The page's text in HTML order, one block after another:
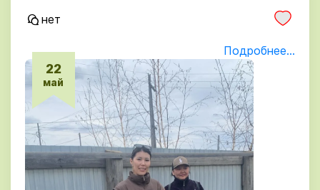
22
май
нет
Подробнее...